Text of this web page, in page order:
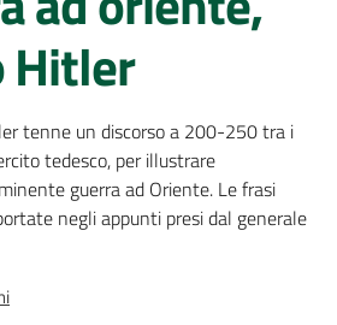
Hitler
tenne un discorso a 200-250 tra i
tedesco, per illustrare
guerra ad Oriente. Le frasi
negli appunti presi dal generale